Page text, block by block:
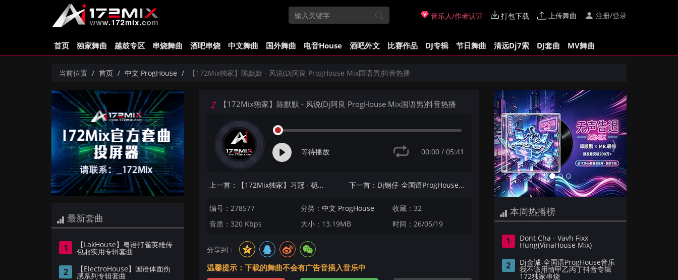
音乐人/作者认证 打包下载 上传舞曲 注册/登录
首页 独家舞曲 越鼓专区 串烧舞曲 酒吧串烧 中文舞曲 国外舞曲 电音House 酒吧外文 比赛作品 DJ专辑 节日舞曲 清远Dj7索 DJ套曲 MV舞曲
当前位置 首页 中文 ProgHouse 【172Mix独家】陈默默 - 风说(Dj阿良 ProgHouse Mix国语男)抖音热播
最新套曲
1 【LakHouse】粤语打雀英雄传
包厢实用专辑套曲
2 【ElectroHouse】国语体面伤
感系列专辑套曲
【172Mix独家】陈默默 - 风说(Dj阿良 ProgHouse Mix国语男)抖音热播
等待播放 00:00 / 05:41
上一首：【172Mix独家】习冠 - 栀子花的思念(Dj勿陷进 ProgHouse Mix国语男) 下一首：Dj钢仔-全国语ProgHouse音乐在加纳共和国离婚专辑172Mix串烧
编号：278577 分类：中文 ProgHouse
收藏：32
音质：320 Kbps
大小：13.19MB 时间：26/05/19
分享到：
温馨提示：下载的舞曲不会有广告音插入音乐中
Previous Next
本周热播榜
1 Dont Cha - Vavh Fixx
Hung(VinaHouse Mix)
2 Dj金诚-全国语ProgHouse音乐
我不该用情甲乙丙丁抖音专辑
172独家串烧